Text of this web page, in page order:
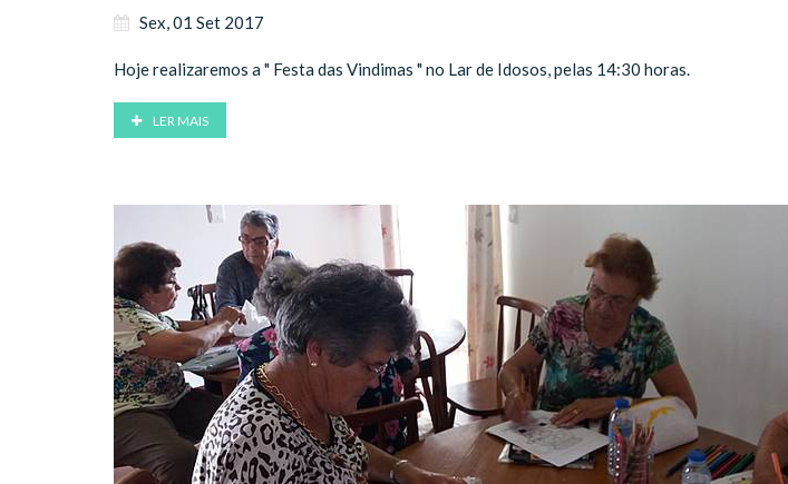
Sex, 01 Set 2017
Hoje realizaremos a " Festa das Vindimas " no Lar de Idosos, pelas 14:30 horas.
LER MAIS